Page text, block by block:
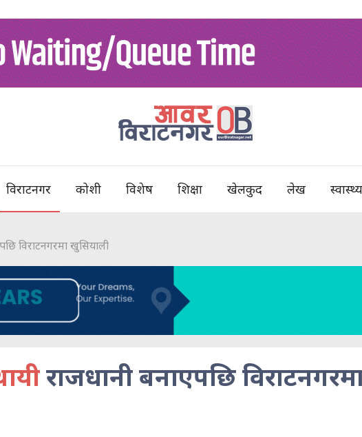
विराटनगर कोशी विशेष शिक्षा खेलकुद लेख स्वास्थ्य
विराटनगरमा खुसियाली
राजधानी बनाएपछि